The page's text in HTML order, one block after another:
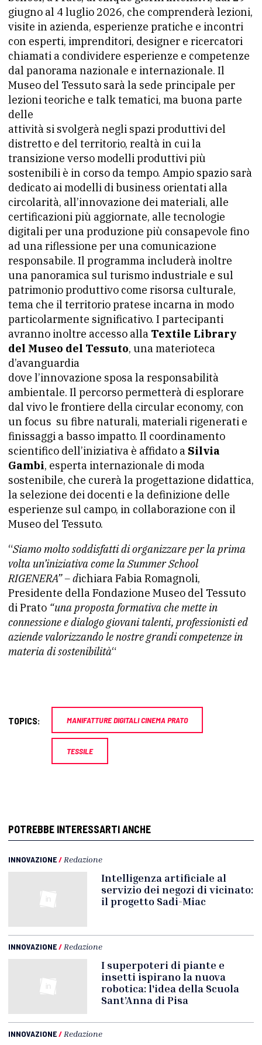
giugno al 4 luglio 2026, che comprenderà lezioni,
visite in azienda, esperienze pratiche e incontri
con esperti, imprenditori, designer e ricercatori
chiamati a condividere esperienze e competenze
dal panorama nazionale e internazionale. Il
Museo del Tessuto sarà la sede principale per
lezioni teoriche e talk tematici, ma buona parte
delle
attività si svolgerà negli spazi produttivi del
distretto e del territorio, realtà in cui la
transizione verso modelli produttivi più
sostenibili è in corso da tempo. Ampio spazio sarà
dedicato ai modelli di business orientati alla
circolarità, all’innovazione dei materiali, alle
certificazioni più aggiornate, alle tecnologie
digitali per una produzione più consapevole fino
ad una riflessione per una comunicazione
responsabile. Il programma includerà inoltre
una panoramica sul turismo industriale e sul
patrimonio produttivo come risorsa culturale,
tema che il territorio pratese incarna in modo
particolarmente significativo. I partecipanti
avranno inoltre accesso alla Textile Library
del Museo del Tessuto, una materioteca
d’avanguardia
dove l’innovazione sposa la responsabilità
ambientale. Il percorso permetterà di esplorare
dal vivo le frontiere della circular economy, con
un focus su fibre naturali, materiali rigenerati e
finissaggi a basso impatto. Il coordinamento
scientifico dell’iniziativa è affidato a Silvia
Gambi, esperta internazionale di moda
sostenibile, che curerà la progettazione didattica,
la selezione dei docenti e la definizione delle
esperienze sul campo, in collaborazione con il
Museo del Tessuto.
“Siamo molto soddisfatti di organizzare per la prima
volta un’iniziativa come la Summer School
RIGENERA” – dichiara Fabia Romagnoli,
Presidente della Fondazione Museo del Tessuto
di Prato “una proposta formativa che mette in
connessione e dialogo giovani talenti, professionisti ed
aziende valorizzando le nostre grandi competenze in
materia di sostenibilità“
TOPICS: MANIFATTURE DIGITALI CINEMA PRATO
TESSILE
POTREBBE INTERESSARTI ANCHE
INNOVAZIONE/ Redazione
Intelligenza artificiale al
servizio dei negozi di vicinato:
il progetto Sadi-Miac
INNOVAZIONE/ Redazione
I superpoteri di piante e
insetti ispirano la nuova
robotica: l'idea della Scuola
Sant’Anna di Pisa
INNOVAZIONE/ Redazione